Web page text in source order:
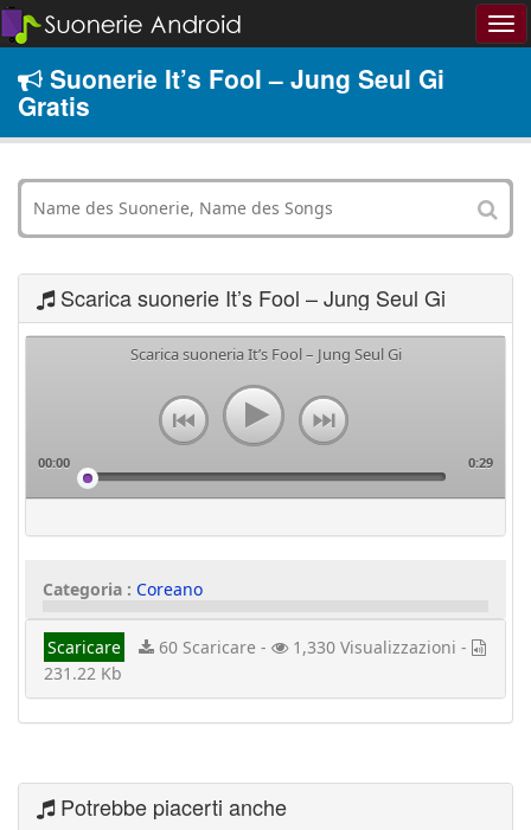
Suonerie It’s Fool – Jung Seul Gi
Gratis
Scarica suonerie It’s Fool – Jung Seul Gi
Scarica suoneria It’s Fool – Jung Seul Gi
00:00 0:29
Categoria : Coreano
Scaricare 60 Scaricare -
1,330 Visualizzazioni -
231.22 Kb
Potrebbe piacerti anche